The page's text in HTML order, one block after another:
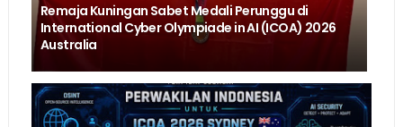
Remaja Kuningan Sabet Medali Perunggu di
International Cyber Olympiade in AI (ICOA) 2026
Australia